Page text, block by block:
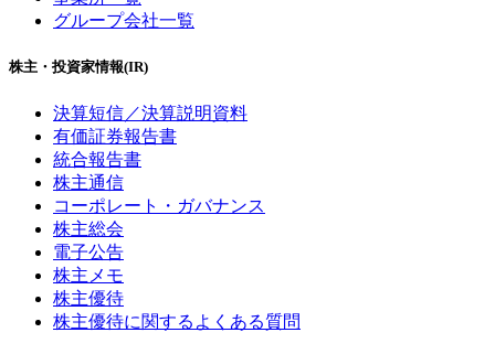
グループ会社一覧
株主・投資家情報(IR)
決算短信／決算説明資料
有価証券報告書
統合報告書
株主通信
コーポレート・ガバナンス
株主総会
電子公告
株主メモ
株主優待
株主優待に関するよくある質問